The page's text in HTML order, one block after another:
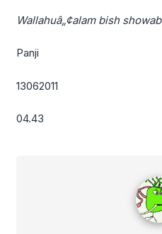
Wallahuâ„¢alam bish showab
Panji
13062011
04.43